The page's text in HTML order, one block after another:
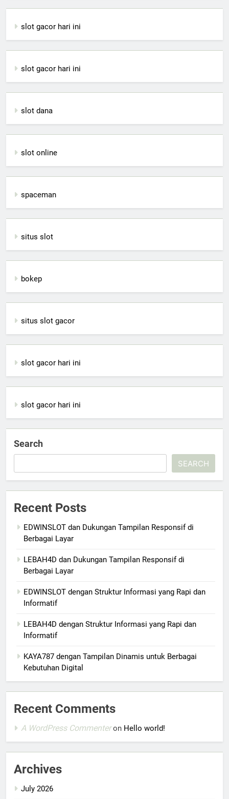
slot gacor hari ini
slot gacor hari ini
slot dana
slot online
spaceman
situs slot
bokep
situs slot gacor
slot gacor hari ini
slot gacor hari ini
Search
SEARCH
Recent Posts
EDWINSLOT dan Dukungan Tampilan Responsif di
Berbagai Layar
LEBAH4D dan Dukungan Tampilan Responsif di
Berbagai Layar
EDWINSLOT dengan Struktur Informasi yang Rapi dan
Informatif
LEBAH4D dengan Struktur Informasi yang Rapi dan
Informatif
KAYA787 dengan Tampilan Dinamis untuk Berbagai
Kebutuhan Digital
Recent Comments
A WordPress Commenteron Hello world!
Archives
July 2026